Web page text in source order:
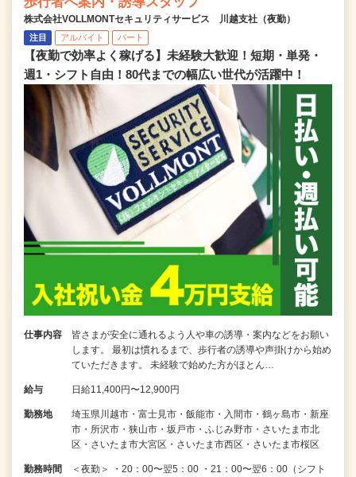
株式会社VOLLMONTセキュリティサービス 川越支社（夜勤）
注目 アルバイト パート
【夜勤で効率よく稼げる】未経験大歓迎！短期・単発・
週1・シフト自由！80代までの幅広い世代が活躍中！
仕事内容
皆さまが安全に通れるよう人や車の誘導・案内などをお願い
します。 最初は慣れるまで、歩行者の誘導や声掛けから始め
ていただきます。 未経験で始めた方がほとん…
給与 日給11,400円〜12,900円
勤務地
埼玉県川越市・富士見市・飯能市・入間市・鶴ヶ島市・新座
市・所沢市・狭山市・坂戸市・ふじみ野市・さいたま市北
区・さいたま市大宮区・さいたま市西区・さいたま市桜区
勤務時間
＜夜勤＞ ・20：00〜翌5：00 ・21：00〜翌6：00（シフト